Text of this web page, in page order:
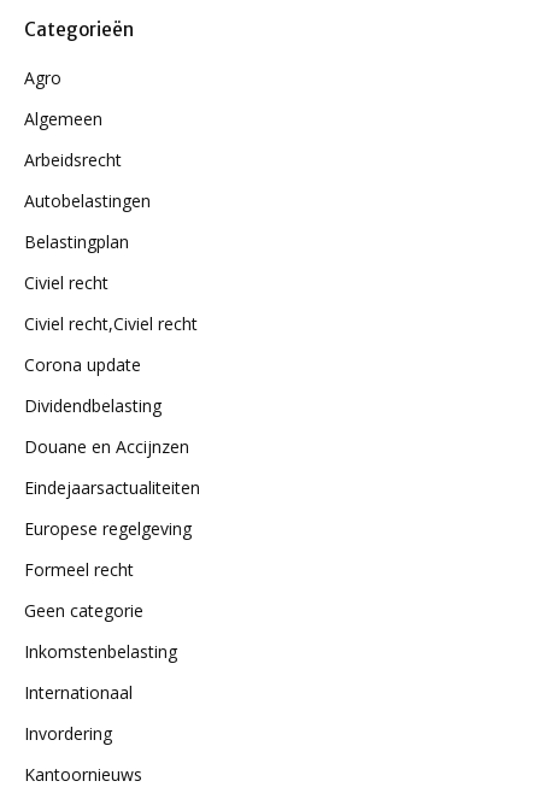
Categorieën
Agro
Algemeen
Arbeidsrecht
Autobelastingen
Belastingplan
Civiel recht
Civiel recht,Civiel recht
Corona update
Dividendbelasting
Douane en Accijnzen
Eindejaarsactualiteiten
Europese regelgeving
Formeel recht
Geen categorie
Inkomstenbelasting
Internationaal
Invordering
Kantoornieuws